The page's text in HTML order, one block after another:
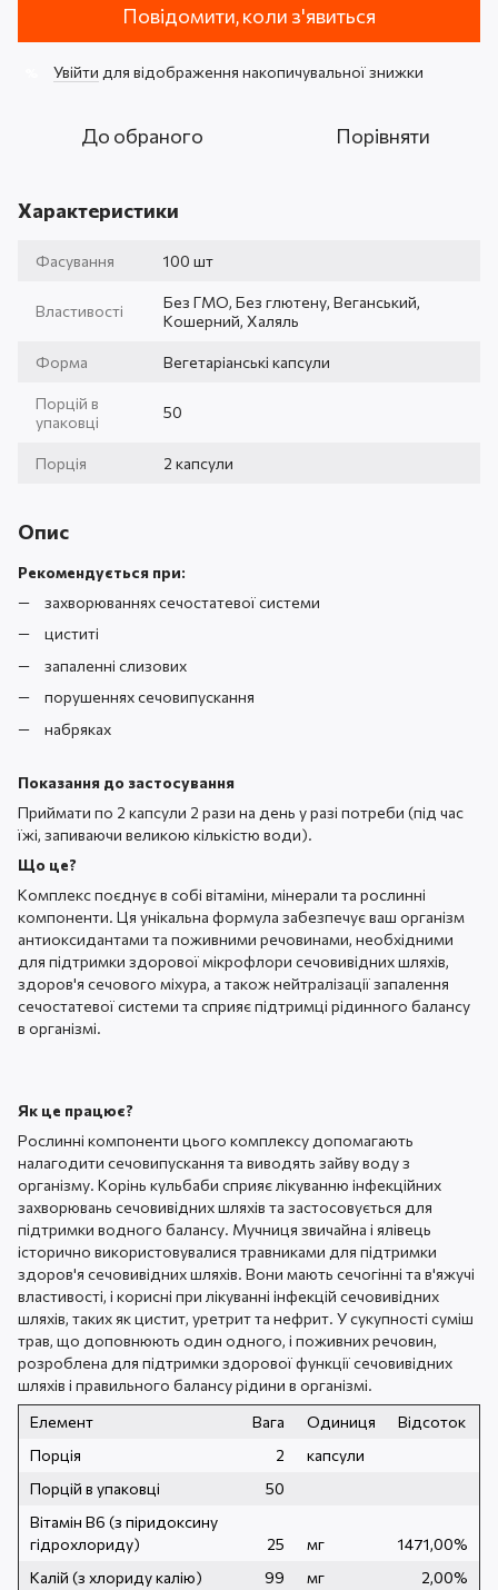
Повідомити, коли з'явиться
Увійти для відображення накопичувальної знижки
До обраного Порівняти
Характеристики
Фасування 100 шт
Властивості
Без ГМО, Без глютену, Веганський,
Кошерний, Халяль
Форма Вегетаріанські капсули
Порцій в
упаковці
50
Порція 2 капсули
Опис
Рекомендується при:
захворюваннях сечостатевої системи
циститі
запаленні слизових
порушеннях сечовипускання
набряках
Показання до застосування
Приймати по 2 капсули 2 рази на день у разі потреби (під час
їжі, запиваючи великою кількістю води).
Що це?
Комплекс поєднує в собі вітаміни, мінерали та рослинні
компоненти. Ця унікальна формула забезпечує ваш організм
антиоксидантами та поживними речовинами, необхідними
для підтримки здорової мікрофлори сечовивідних шляхів,
здоров'я сечового міхура, а також нейтралізації запалення
сечостатевої системи та сприяє підтримці рідинного балансу
в організмі.
Як це працює?
Рослинні компоненти цього комплексу допомагають
налагодити сечовипускання та виводять зайву воду з
організму. Корінь кульбаби сприяє лікуванню інфекційних
захворювань сечовивідних шляхів та застосовується для
підтримки водного балансу. Мучниця звичайна і ялівець
історично використовувалися травниками для підтримки
здоров'я сечовивідних шляхів. Вони мають сечогінні та в'яжучі
властивості, і корисні при лікуванні інфекцій сечовивідних
шляхів, таких як цистит, уретрит та нефрит. У сукупності суміш
трав, що доповнюють один одного, і поживних речовин,
розроблена для підтримки здорової функції сечовивідних
шляхів і правильного балансу рідини в організмі.
Елемент
Вага Одиниця
Відсоток
Порція
2
капсули
Порцій в упаковці
50
Вітамін B6 (з піридоксину
гідрохлориду)
25 мг
1471,00%
Калій (з хлориду калію)
99 мг 2,00%